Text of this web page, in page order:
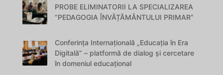
PROBE ELIMINATORII LA SPECIALIZAREA
“PEDAGOGIA ÎNVĂȚĂMÂNTULUI PRIMAR”
Conferința Internațională „Educația în Era
Digitală” – platformă de dialog și cercetare
în domeniul educațional